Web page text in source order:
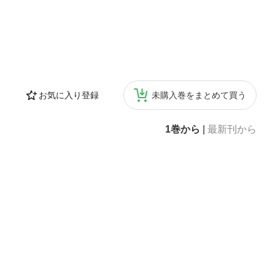
お気に入り登録 未購入巻をまとめて買う
1巻から 最新刊から